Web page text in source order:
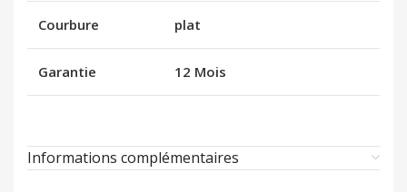
Courbure plat
Garantie 12 Mois
Informations complémentaires